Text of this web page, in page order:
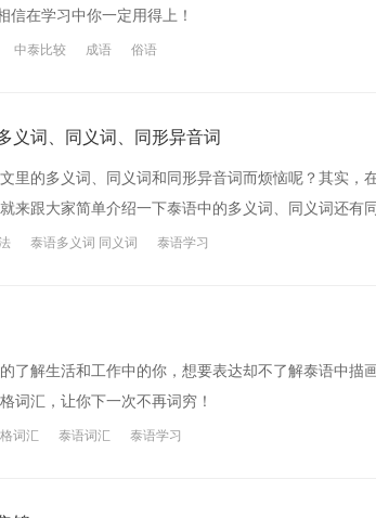
在学习中你一定用得上！
中泰比较 成语 俗语
义词、同义词、同形异音词
里的多义词、同义词和同形异音词而烦恼呢？其实，
来跟大家简单介绍一下泰语中的多义词、同义词还有
泰语多义词 同义词 泰语学习
了解生活和工作中的你，想要表达却不了解泰语中描
词汇，让你下一次不再词穷！
词汇 泰语词汇 泰语学习